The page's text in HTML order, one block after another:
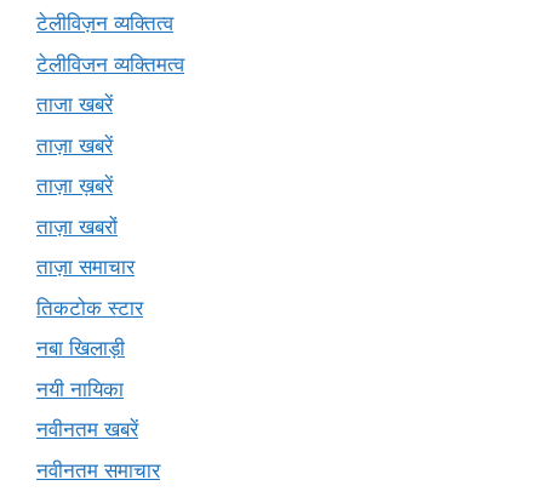
टेलीविज़न व्यक्तित्व
टेलीविजन व्यक्तिमत्व
ताजा खबरें
ताज़ा खबरें
ताज़ा ख़बरें
ताज़ा खबरों
ताज़ा समाचार
तिकटोक स्टार
नबा खिलाड़ी
नयी नायिका
नवीनतम खबरें
नवीनतम समाचार